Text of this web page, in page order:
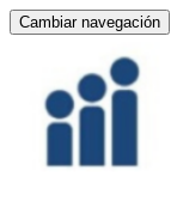
Cambiar navegación